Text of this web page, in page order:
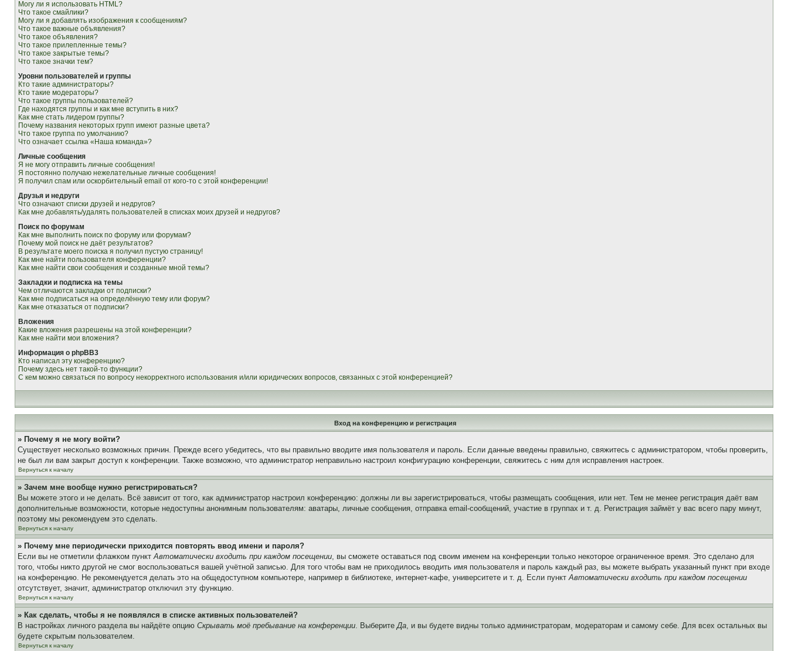
Могу ли я использовать HTML?
Что такое смайлики?
Могу ли я добавлять изображения к сообщениям?
Что такое важные объявления?
Что такое объявления?
Что такое прилепленные темы?
Что такое закрытые темы?
Что такое значки тем?
Уровни пользователей и группы
Кто такие администраторы?
Кто такие модераторы?
Что такое группы пользователей?
Где находятся группы и как мне вступить в них?
Как мне стать лидером группы?
Почему названия некоторых групп имеют разные цвета?
Что такое группа по умолчанию?
Что означает ссылка «Наша команда»?
Личные сообщения
Я не могу отправить личные сообщения!
Я постоянно получаю нежелательные личные сообщения!
Я получил спам или оскорбительный email от кого-то с этой конференции!
Друзья и недруги
Что означают списки друзей и недругов?
Как мне добавлять/удалять пользователей в списках моих друзей и недругов?
Поиск по форумам
Как мне выполнить поиск по форуму или форумам?
Почему мой поиск не даёт результатов?
В результате моего поиска я получил пустую страницу!
Как мне найти пользователя конференции?
Как мне найти свои сообщения и созданные мной темы?
Закладки и подписка на темы
Чем отличаются закладки от подписки?
Как мне подписаться на определённую тему или форум?
Как мне отказаться от подписки?
Вложения
Какие вложения разрешены на этой конференции?
Как мне найти мои вложения?
Информация о phpBB3
Кто написал эту конференцию?
Почему здесь нет такой-то функции?
С кем можно связаться по вопросу некорректного использования и/или юридических вопросов, связанных с этой конференцией?
Вход на конференцию и регистрация
» Почему я не могу войти?
Существует несколько возможных причин. Прежде всего убедитесь, что вы правильно вводите имя пользователя и пароль. Если данные введены правильно, свяжитесь с администратором, чтобы проверить,
не был ли вам закрыт доступ к конференции. Также возможно, что администратор неправильно настроил конфигурацию конференции, свяжитесь с ним для исправления настроек.
Вернуться к началу
» Зачем мне вообще нужно регистрироваться?
Вы можете этого и не делать. Всё зависит от того, как администратор настроил конференцию: должны ли вы зарегистрироваться, чтобы размещать сообщения, или нет. Тем не менее регистрация даёт вам
дополнительные возможности, которые недоступны анонимным пользователям: аватары, личные сообщения, отправка email-сообщений, участие в группах и т. д. Регистрация займёт у вас всего пару минут,
поэтому мы рекомендуем это сделать.
Вернуться к началу
» Почему мне периодически приходится повторять ввод имени и пароля?
Если вы не отметили флажком пунктАвтоматически входить при каждом посещении, вы сможете оставаться под своим именем на конференции только некоторое ограниченное время. Это сделано для
того, чтобы никто другой не смог воспользоваться вашей учётной записью. Для того чтобы вам не приходилось вводить имя пользователя и пароль каждый раз, вы можете выбрать указанный пункт при входе
на конференцию. Не рекомендуется делать это на общедоступном компьютере, например в библиотеке, интернет-кафе, университете и т. д. Если пунктАвтоматически входить при каждом посещении
отсутствует, значит, администратор отключил эту функцию.
Вернуться к началу
» Как сделать, чтобы я не появлялся в списке активных пользователей?
В настройках личного раздела вы найдёте опцию Скрывать моё пребывание на конференции. ВыберитеДа, и вы будете видны только администраторам, модераторам и самому себе. Для всех остальных вы
будете скрытым пользователем.
Вернуться к началу